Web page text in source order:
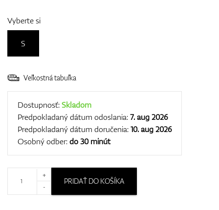
Vyberte si
S
Veľkostná tabuľka
Dostupnosť:Skladom
Predpokladaný dátum odoslania:7. aug 2026
Predpokladaný dátum doručenia:10. aug 2026
Osobný odber:do 30 minút
+
-
PRIDAŤ DO KOŠÍKA